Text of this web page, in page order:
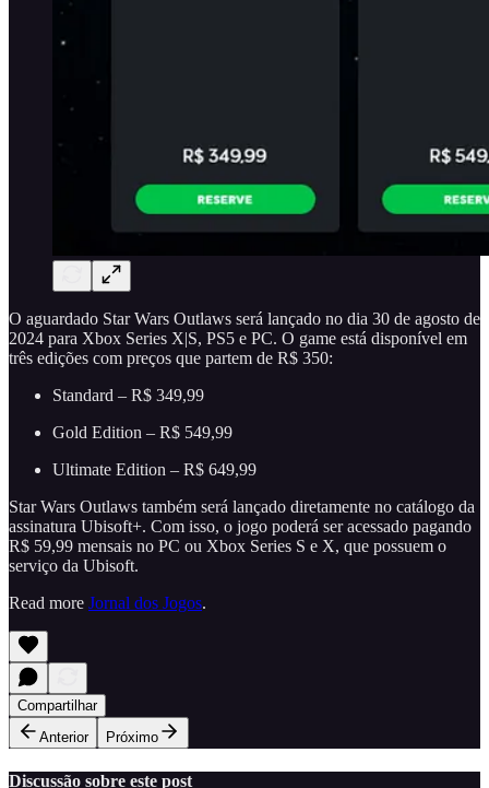
O aguardado Star Wars Outlaws será lançado no dia 30 de agosto de
2024 para Xbox Series X|S, PS5 e PC. O game está disponível em
três edições com preços que partem de R$ 350:
Standard – R$ 349,99
Gold Edition – R$ 549,99
Ultimate Edition – R$ 649,99
Star Wars Outlaws também será lançado diretamente no catálogo da
assinatura Ubisoft+. Com isso, o jogo poderá ser acessado pagando
R$ 59,99 mensais no PC ou Xbox Series S e X, que possuem o
serviço da Ubisoft.
Read more Jornal dos Jogos.
Compartilhar
Anterior
Próximo
Discussão sobre este post